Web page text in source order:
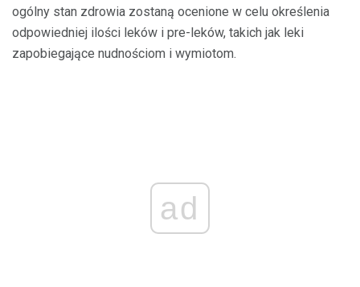
ogólny stan zdrowia zostaną ocenione w celu określenia
odpowiedniej ilości leków i pre-leków, takich jak leki
zapobiegające nudnościom i wymiotom.
ad